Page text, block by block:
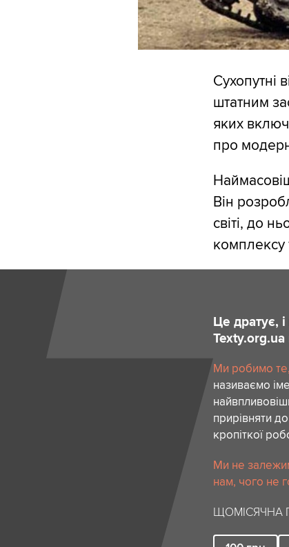
Сухопутні
штатним
яких
про
Він
світі, до
комплексу
Це дратує,
Ми робимо
називаємо
прирівняти
кропіткої
Ми не
нам, чого не
ЩОМІСЯЧНА